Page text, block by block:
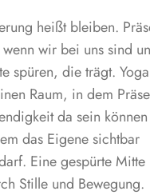
heißt bleiben.
wenn wir bei uns sind
spüren, die trägt. Yoga
Raum, in dem
da sein können
das Eigene sichtbar
Eine gespürte Mitte
Stille und Bewegung.